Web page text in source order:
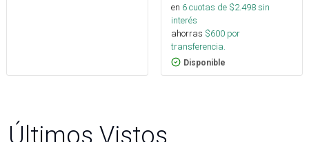
en 6cuotas de $2.498sin
interés
ahorras $600 por
transferencia.
Disponible
Últimos Vistos